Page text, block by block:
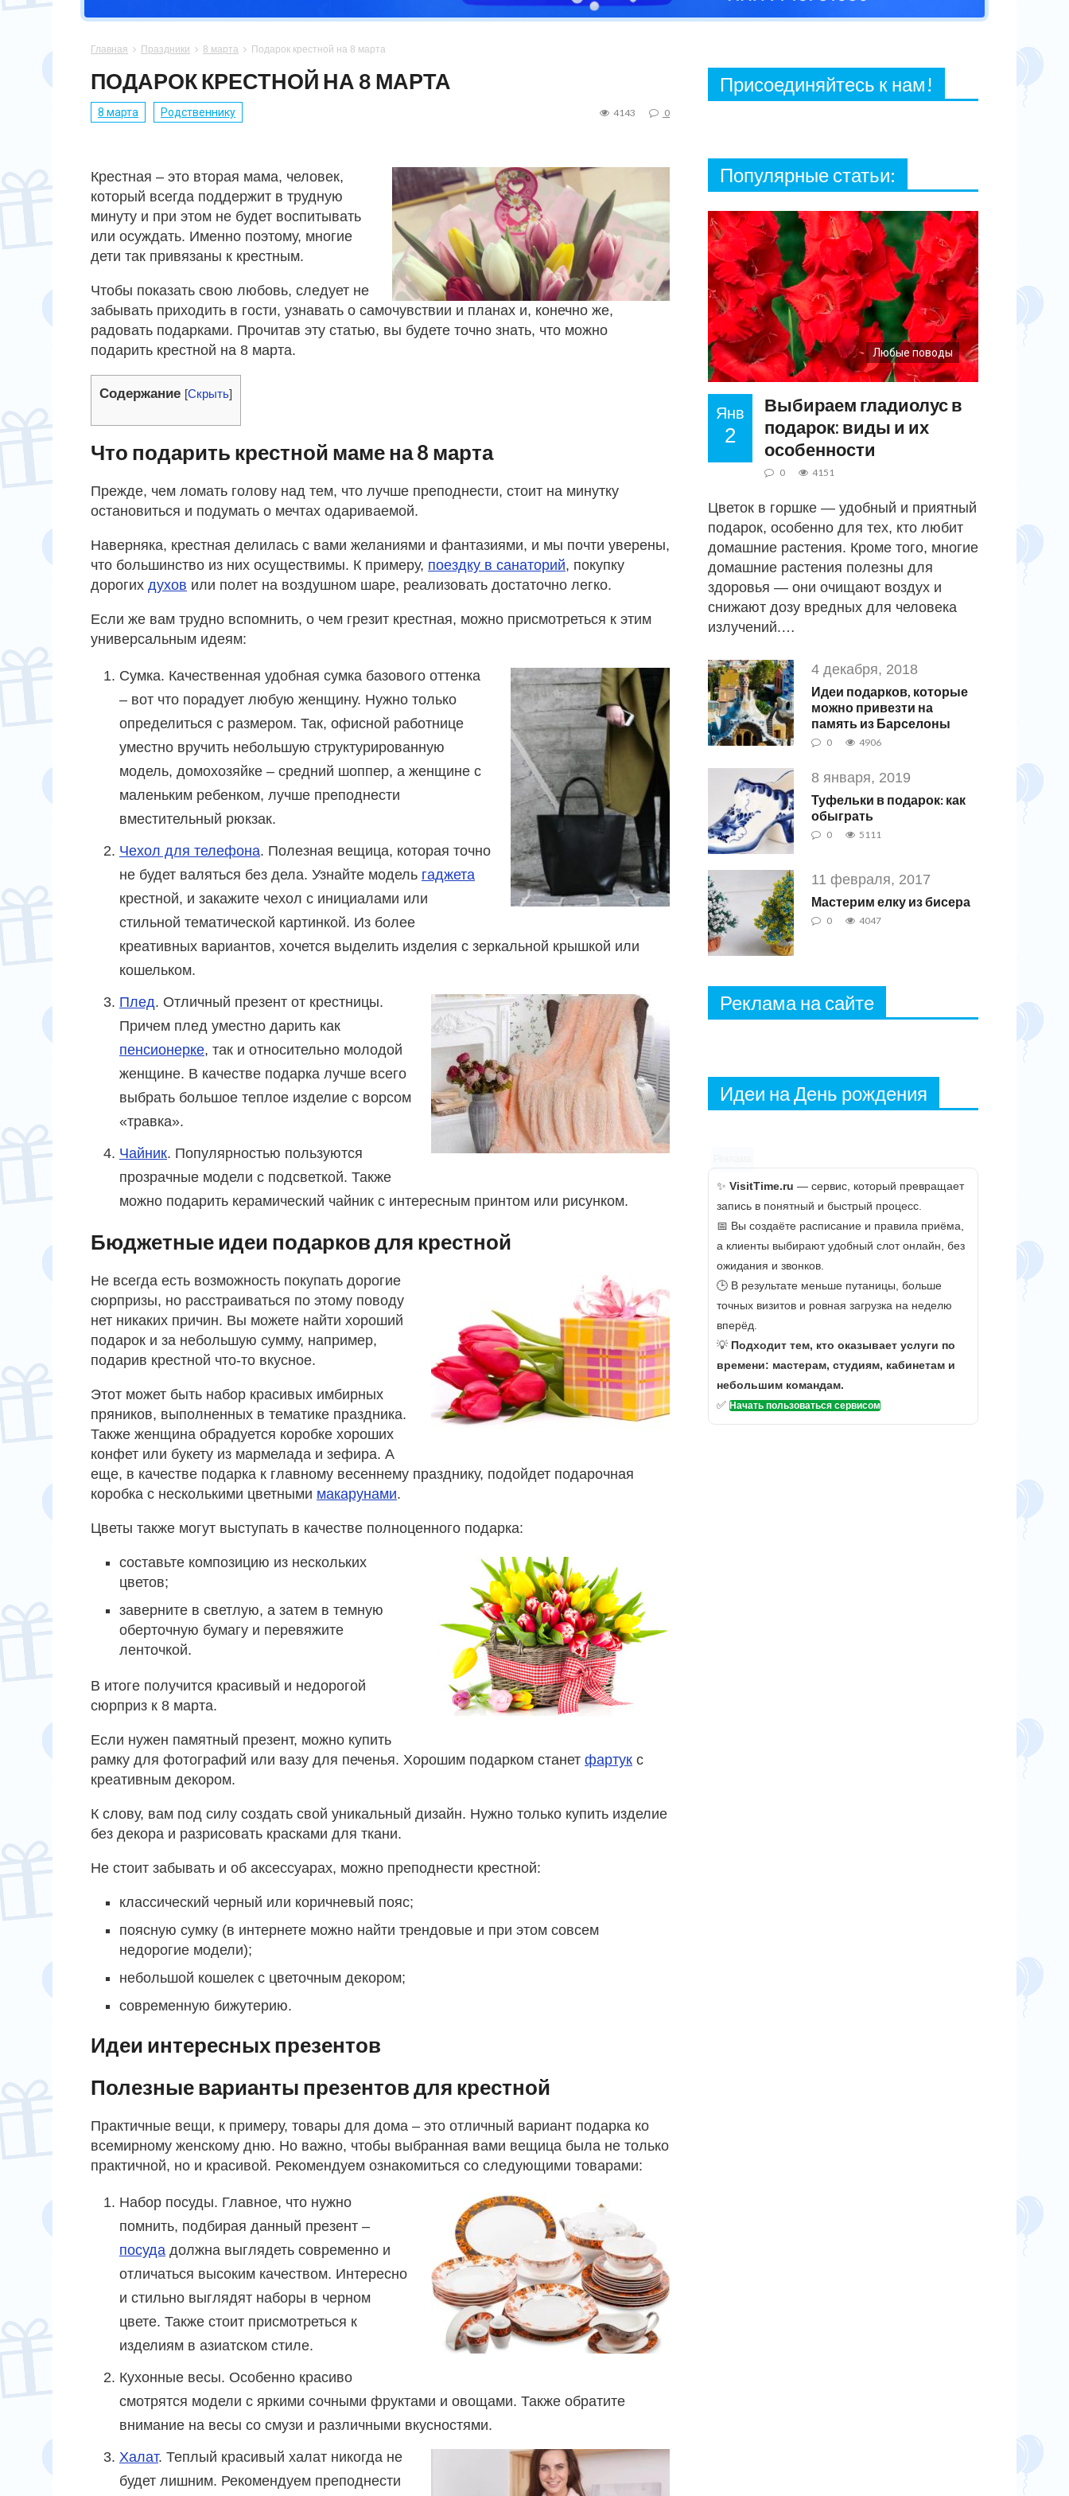
СПОРТСМЕНУ
27 ФЕВРАЛЯ, 2021
МАМЕ
ПОДРУГЕ
ПАПЕ
СЫНУ
ПАСХА
ЮБИЛЕЙ
Главная  Праздники  8 марта  Подарок крестной на 8 марта
ПОДАРОК КРЕСТНОЙ НА 8 МАРТА
8 марта Родственнику 4143 0
Крестная – это вторая мама, человек,
который всегда поддержит в трудную
минуту и при этом не будет воспитывать
или осуждать. Именно поэтому, многие
дети так привязаны к крестным.
Чтобы показать свою любовь, следует не
забывать приходить в гости, узнавать о самочувствии и планах и, конечно же,
радовать подарками. Прочитав эту статью, вы будете точно знать, что можно
подарить крестной на 8 марта.
Содержание [Скрыть]
Что подарить крестной маме на 8 марта
Прежде, чем ломать голову над тем, что лучше преподнести, стоит на минутку
остановиться и подумать о мечтах одариваемой.
Наверняка, крестная делилась с вами желаниями и фантазиями, и мы почти уверены,
что большинство из них осуществимы. К примеру, поездку в санаторий, покупку
дорогих духов или полет на воздушном шаре, реализовать достаточно легко.
Если же вам трудно вспомнить, о чем грезит крестная, можно присмотреться к этим
универсальным идеям:
Сумка. Качественная удобная сумка базового оттенка
– вот что порадует любую женщину. Нужно только
определиться с размером. Так, офисной работнице
уместно вручить небольшую структурированную
модель, домохозяйке – средний шоппер, а женщине с
маленьким ребенком, лучше преподнести
вместительный рюкзак.
Чехол для телефона. Полезная вещица, которая точно
не будет валяться без дела. Узнайте модель гаджета
крестной, и закажите чехол с инициалами или
стильной тематической картинкой. Из более
креативных вариантов, хочется выделить изделия с зеркальной крышкой или
кошельком.
Плед. Отличный презент от крестницы.
Причем плед уместно дарить как
пенсионерке, так и относительно молодой
женщине. В качестве подарка лучше всего
выбрать большое теплое изделие с ворсом
«травка».
Чайник. Популярностью пользуются
прозрачные модели с подсветкой. Также
можно подарить керамический чайник с интересным принтом или рисунком.
Бюджетные идеи подарков для крестной
Не всегда есть возможность покупать дорогие
сюрпризы, но расстраиваться по этому поводу
нет никаких причин. Вы можете найти хороший
подарок и за небольшую сумму, например,
подарив крестной что-то вкусное.
Этот может быть набор красивых имбирных
пряников, выполненных в тематике праздника.
Также женщина обрадуется коробке хороших
конфет или букету из мармелада и зефира. А
еще, в качестве подарка к главному весеннему празднику, подойдет подарочная
коробка с несколькими цветными макарунами.
Цветы также могут выступать в качестве полноценного подарка:
составьте композицию из нескольких
цветов;
заверните в светлую, а затем в темную
оберточную бумагу и перевяжите
ленточкой.
В итоге получится красивый и недорогой
сюрприз к 8 марта.
Если нужен памятный презент, можно купить
рамку для фотографий или вазу для печенья. Хорошим подарком станет фартук с
креативным декором.
К слову, вам под силу создать свой уникальный дизайн. Нужно только купить изделие
без декора и разрисовать красками для ткани.
Не стоит забывать и об аксессуарах, можно преподнести крестной:
классический черный или коричневый пояс;
поясную сумку (в интернете можно найти трендовые и при этом совсем
недорогие модели);
небольшой кошелек с цветочным декором;
современную бижутерию.
Идеи интересных презентов
Полезные варианты презентов для крестной
Практичные вещи, к примеру, товары для дома – это отличный вариант подарка ко
всемирному женскому дню. Но важно, чтобы выбранная вами вещица была не только
практичной, но и красивой. Рекомендуем ознакомиться со следующими товарами:
Набор посуды. Главное, что нужно
помнить, подбирая данный презент –
посуда должна выглядеть современно и
отличаться высоким качеством. Интересно
и стильно выглядят наборы в черном
цвете. Также стоит присмотреться к
изделиям в азиатском стиле.
Кухонные весы. Особенно красиво
смотрятся модели с яркими сочными фруктами и овощами. Также обратите
внимание на весы со смузи и различными вкусностями.
Халат. Теплый красивый халат никогда не
будет лишним. Рекомендуем преподнести
Присоединяйтесь к нам!
Популярные статьи:
Любые поводы
Янв
2
Выбираем гладиолус в
подарок: виды и их
особенности
0 4151
Цветок в горшке — удобный и приятный
подарок, особенно для тех, кто любит
домашние растения. Кроме того, многие
домашние растения полезны для
здоровья — они очищают воздух и
снижают дозу вредных для человека
излучений.…
4 декабря, 2018
Идеи подарков, которые
можно привезти на
память из Барселоны
0 4906
8 января, 2019
Туфельки в подарок: как
обыграть
0 5111
11 февраля, 2017
Мастерим елку из бисера
0 4047
Реклама на сайте
Идеи на День рождения
✨ VisitTime.ru — сервис, который превращает
запись в понятный и быстрый процесс.
📅 Вы создаёте расписание и правила приёма,
а клиенты выбирают удобный слот онлайн, без
ожидания и звонков.
🕒 В результате меньше путаницы, больше
точных визитов и ровная загрузка на неделю
вперёд.
💡 Подходит тем, кто оказывает услуги по
времени: мастерам, студиям, кабинетам и
небольшим командам.
✅ Начать пользоваться сервисом